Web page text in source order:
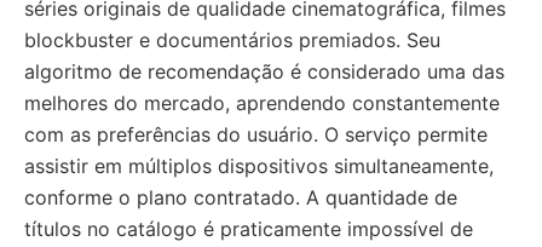
séries originais de qualidade cinematográfica, filmes
blockbuster e documentários premiados. Seu
algoritmo de recomendação é considerado uma das
melhores do mercado, aprendendo constantemente
com as preferências do usuário. O serviço permite
assistir em múltiplos dispositivos simultaneamente,
conforme o plano contratado. A quantidade de
títulos no catálogo é praticamente impossível de